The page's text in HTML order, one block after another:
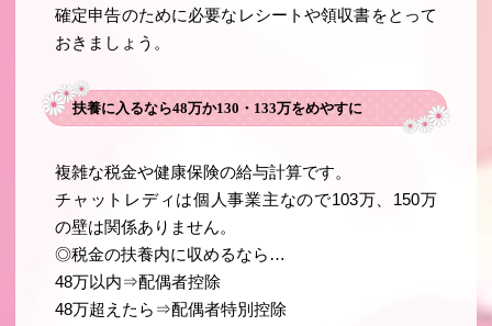
確定申告のために必要なレシートや領収書をとって
おきましょう。
扶養に入るなら48万か130・133万をめやすに
複雑な税金や健康保険の給与計算です。
チャットレディは個人事業主なので103万、150万
の壁は関係ありません。
◎税金の扶養内に収めるなら…
48万以内⇒配偶者控除
48万超えたら⇒配偶者特別控除